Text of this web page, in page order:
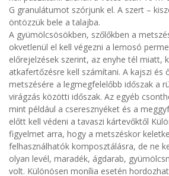
G granulátumot szórjunk el. A szert –
öntözzük bele a talajba.
A gyümölcsösökben, szőlőkben a
okvetlenül el kell végezni a lemosó
előrejelzések szerint, az enyhe tél miatt,
atkafertőzésre kell számítani. A kajszi és
metszésére a legmegfelelőbb időszak a
virágzás közötti időszak. Az egyéb
mint például a cseresznyéket és a
előtt kell védeni a tavaszi kártevőktől
figyelmet arra, hogy a metszéskor
felhasználhatók komposztálásra, de ne
olyan levél, maradék, ágdarab,
volt. Különösen monília esetén